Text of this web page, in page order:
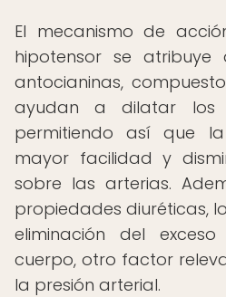
El mecanismo de
hipotensor se
antocianinas,
ayudan a dilatar los
permitiendo así que
mayor facilidad y
sobre las arterias.
propiedades diuréticas,
eliminación del
cuerpo, otro factor
la presión arterial.